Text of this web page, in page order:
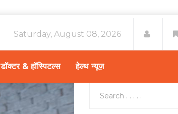
Saturday, August 08, 2026
डॉक्टर & हॉस्पिटल्स हेल्थ न्यूज़